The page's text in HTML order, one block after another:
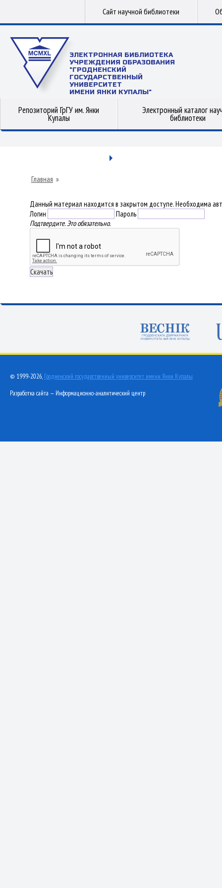
Сайт научной библиотеки
ЭЛЕКТРОННАЯ БИБЛИОТЕКА
УЧРЕЖДЕНИЯ ОБРАЗОВАНИЯ
"ГРОДНЕНСКИЙ
ГОСУДАРСТВЕННЫЙ
УНИВЕРСИТЕТ
ИМЕНИ ЯНКИ КУПАЛЫ"
Репозиторий ГрГУ им. Янки
Купалы
Электронный каталог
библиотеки
Главная »
Данный материал находится в закрытом доступе. Необходима
Логин
Пароль
Подтвердите. Это обязательно.
© 1999-2026, Гродненский государственный университет имени Янки Купалы
Разработка сайта — Информационно-аналитический центр